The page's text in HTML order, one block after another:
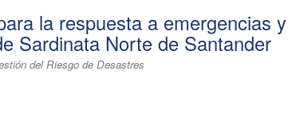
la respuesta a emergencias y
Sardinata Norte de Santander
del Riesgo de Desastres